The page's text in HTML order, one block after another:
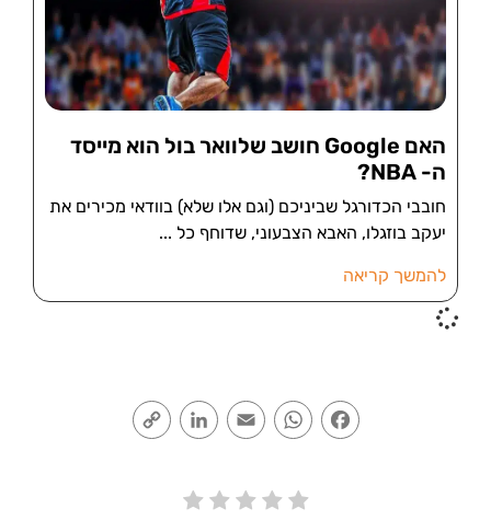
האם Google חושב שלוואר בול הוא מייסד
ה- NBA?
חובבי הכדורגל שביניכם (וגם אלו שלא) בוודאי מכירים את
יעקב בוזגלו, האבא הצבעוני, שדוחף כל
להמשך קריאה
Facebook
WhatsApp
Email
LinkedIn